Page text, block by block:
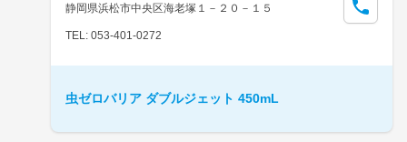
静岡県浜松市中央区海老塚１－２０－１５
TEL: 053-401-0272
虫ゼロバリア ダブルジェット 450mL